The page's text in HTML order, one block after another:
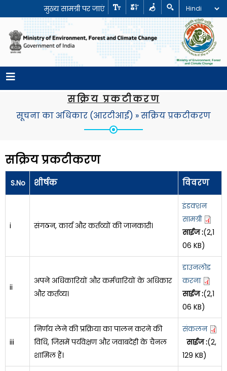
मुख्य सामग्री पर जाएं
सक्रिय प्रकटीकरण
सूचना का अधिकार (आरटीआई) »सक्रिय प्रकटीकरण
सक्रिय प्रकटीकरण
S.No शीर्षक विवरण
i संगठन, कार्य और कर्तव्यों की जानकारी।
इंडक्शन
सामग्री
साईज :(2,1
06 KB)
ii
अपने अधिकारियों और कर्मचारियों के अधिकार
और कर्तव्य।
डाउनलोड
करना
साईज :(2,1
06 KB)
iii
निर्णय लेने की प्रक्रिया का पालन करने की
विधि, जिसमें पर्यवेक्षण और जवाबदेही के चैनल
शामिल हैं।
संकलन
साईज :(2,
129 KB)